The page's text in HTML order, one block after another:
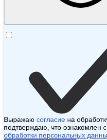
Выражаю согласие на
подтверждаю, что ознакомлен с
обработки персональных